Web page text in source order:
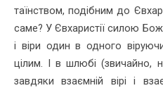
таїнством, подібним до
саме? У Євхаристії силою
і віри один в одного
цілим. І в шлюбі (звичайно,
завдяки взаємній вірі і